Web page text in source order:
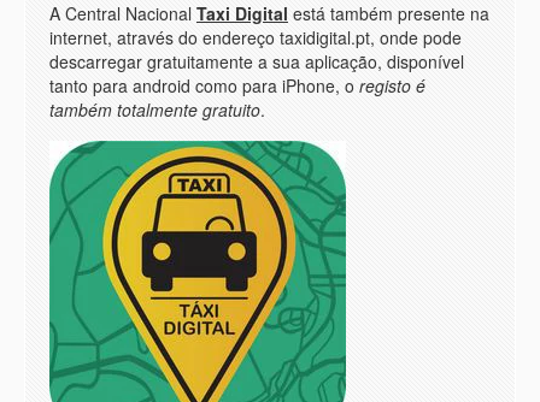
A Central Nacional Taxi Digital está também presente na
internet, através do endereço taxidigital.pt, onde pode
descarregar gratuitamente a sua aplicação, disponível
tanto para android como para iPhone, o registo é
também totalmente gratuito.